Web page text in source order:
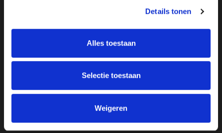
Details tonen
Alles toestaan
Selectie toestaan
Weigeren